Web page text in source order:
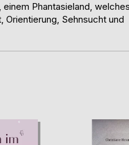
einem Phantasieland,
Orientierung, Sehnsucht und